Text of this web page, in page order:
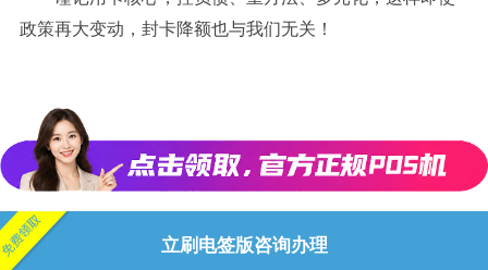
政策再大变动，封卡降额也与我们无关！
立刷电签版咨询办理